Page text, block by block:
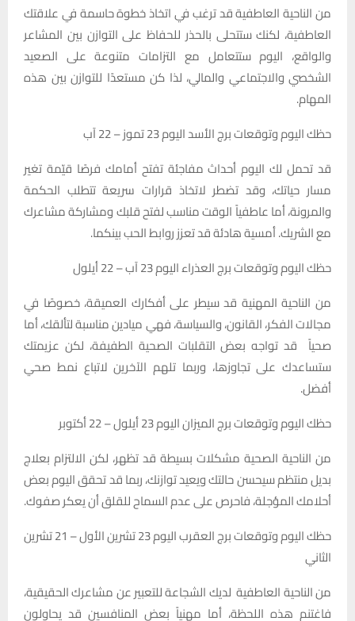
من الناحية العاطفية قد ترغب في اتخاذ خطوة حاسمة في علاقتك
العاطفية، لكنك ستتحلى بالحذر للحفاظ على التوازن بين المشاعر
والواقع، اليوم ستتعامل مع التزامات متنوعة على الصعيد
الشخصي والاجتماعي والمالي، لذا كن مستعدًا للتوازن بين هذه
المهام.
حظك اليوم وتوقعات برج الأسد اليوم 23 تموز – 22 آب
قد تحمل لك اليوم أحداث مفاجئة تفتح أمامك فرصًا قيّمة تغير
مسار حياتك، وقد تضطر لاتخاذ قرارات سريعة تتطلب الحكمة
والمرونة، أما عاطفياً الوقت مناسب لفتح قلبك ومشاركة مشاعرك
مع الشريك. أمسية هادئة قد تعزز روابط الحب بينكما.
حظك اليوم وتوقعات برج العذراء اليوم 23 آب – 22 أيلول
من الناحية المهنية قد سيطر على أفكارك العميقة، خصوصًا في
مجالات الفكر، القانون، والسياسة، فهي ميادين مناسبة لتألقك، أما
صحياً قد تواجه بعض التقلبات الصحية الطفيفة، لكن عزيمتك
ستساعدك على تجاوزها، وربما تلهم الآخرين لاتباع نمط صحي
أفضل.
حظك اليوم وتوقعات برج الميزان اليوم 23 أيلول – 22 أکتوبر
من الناحية الصحية مشكلات بسيطة قد تظهر، لكن الالتزام بعلاج
بديل منتظم سيحسن حالتك ويعيد توازنك، ربما قد تحقق اليوم بعض
أحلامك المؤجلة، فاحرص على عدم السماح للقلق أن يعكر صفوك.
حظك اليوم وتوقعات برج العقرب اليوم 23 تشرين الأول – 21 تشرين
الثاني
من الناحية العاطفية لديك الشجاعة للتعبير عن مشاعرك الحقيقية،
فاغتنم هذه اللحظة، أما مهنياً بعض المنافسين قد يحاولون